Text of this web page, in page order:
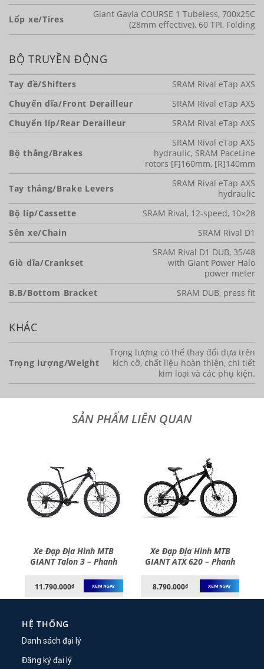
Lốp xe/Tires
Giant Gavia COURSE 1 Tubeless, 700x25C
(28mm effective), 60 TPI, Folding
BỘ TRUYỀN ĐỘNG
Tay đề/Shifters
SRAM Rival eTap AXS
Chuyển dĩa/Front Derailleur
SRAM Rival eTap AXS
Chuyển líp/Rear Derailleur
SRAM Rival eTap AXS
Bộ thắng/Brakes
SRAM Rival eTap AXS
hydraulic, SRAM PaceLine
rotors [F]160mm, [R]140mm
Tay thắng/Brake Levers
SRAM Rival eTap AXS
hydraulic
Bộ líp/Cassette
SRAM Rival, 12-speed, 10×28
Sên xe/Chain
SRAM Rival D1
Giò dĩa/Crankset
SRAM Rival D1 DUB, 35/48
with Giant Power Halo
power meter
B.B/Bottom Bracket
SRAM DUB, press fit
KHÁC
Trọng lượng/Weight
Trọng lượng có thể thay đổi dựa trên
kích cỡ, chất liệu hoàn thiện, chi tiết
kim loại và các phụ kiện.
Xe Đạp Địa Hình MTB
GIANT Talon 3 – Phanh
2021
11.790.000₫ XEM NGAY
Xe Đạp Địa Hình MTB
GIANT ATX 620 – Phanh
8.790.000₫ XEM NGAY
HỆ THỐNG
Danh sách đại lý
Đăng ký đại lý